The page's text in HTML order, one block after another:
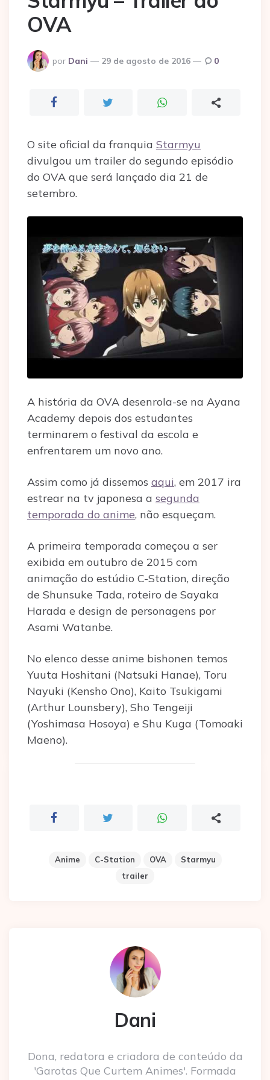
OVA
Postado
por
por Dani 29 de agosto de 2016 0
O site oficial da franquia Starmyu
divulgou um trailer do segundo episódio
do OVA que será lançado dia 21 de
setembro.
A história da OVA desenrola-se na Ayana
Academy depois dos estudantes
terminarem o festival da escola e
enfrentarem um novo ano.
Assim como já dissemos aqui, em 2017 ira
estrear na tv japonesa a segunda
temporada do anime, não esqueçam.
A primeira temporada começou a ser
exibida em outubro de 2015 com
animação do estúdio C-Station, direção
de Shunsuke Tada, roteiro de Sayaka
Harada e design de personagens por
Asami Watanbe.
No elenco desse anime bishonen temos
Yuuta Hoshitani (Natsuki Hanae), Toru
Nayuki (Kensho Ono), Kaito Tsukigami
(Arthur Lounsbery), Sho Tengeiji
(Yoshimasa Hosoya) e Shu Kuga (Tomoaki
Maeno).
Anime C-Station OVA
Starmyu
trailer
Dani
Dona, redatora e criadora de conteúdo da
'Garotas Que Curtem Animes'. Formada